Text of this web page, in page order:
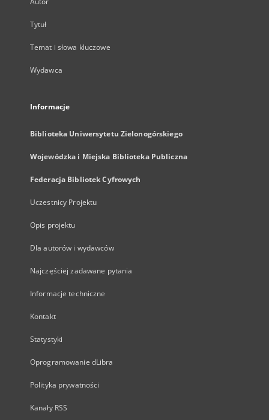
Tytuł
Temat i słowa kluczowe
Wydawca
Informacje
Biblioteka Uniwersytetu Zielonogórskiego
Wojewódzka i Miejska Biblioteka Publiczna
Federacja Bibliotek Cyfrowych
Uczestnicy Projektu
Opis projektu
Dla autorów i wydawców
Najczęściej zadawane pytania
Informacje techniczne
Kontakt
Statystyki
Oprogramowanie dLibra
Polityka prywatności
Kanały RSS